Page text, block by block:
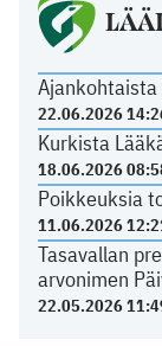
22.06.2026
Kurkista
18.06.2026
Poikkeuksia
11.06.2026
Tasavallan
arvonimen
22.05.2026